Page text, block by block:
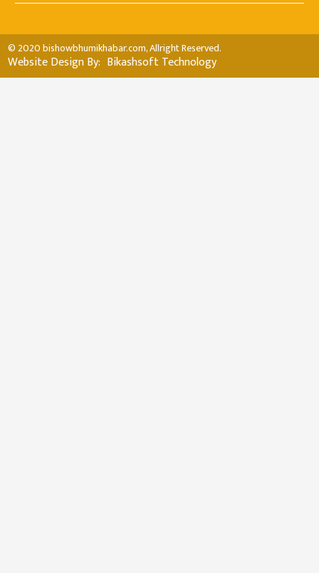
© 2020 bishowbhumikhabar.com, Allright Reserved.
Website Design By: Bikashsoft Technology